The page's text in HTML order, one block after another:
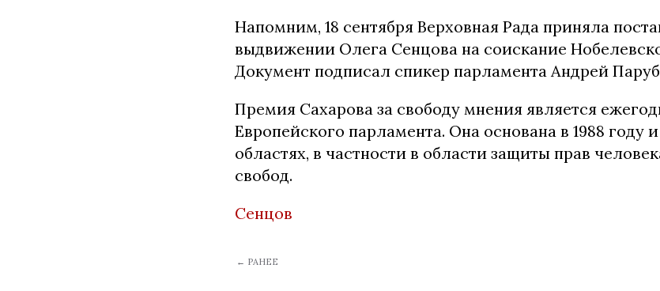
Напомним, 18 сентября Верховная Рада приняла
выдвижении Олега Сенцова на соискание
Документ подписал спикер парламента Андрей
Премия Сахарова за свободу мнения является
Европейского парламента. Она основана в 1988 году
областях, в частности в области защиты прав
свобод.
Сенцов
← РАНЕЕ